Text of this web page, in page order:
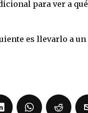
para ver a qué
es llevarlo a un